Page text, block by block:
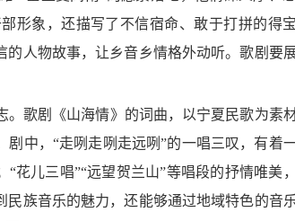
形象，还描写了不信宿命、敢于打拼的得
人物故事，让乡音乡情格外动听。歌剧要
歌剧《山海情》的词曲，以宁夏民歌为素
中，“走咧走咧走远咧”的一唱三叹，有着
花儿三唱”“远望贺兰山”等唱段的抒情唯美
族音乐的魅力，还能够通过地域特色的音
两条线，看国庆假期小西天的口碑“逆转”
“未来产业”“松弛
歙县府衙：徽韵流